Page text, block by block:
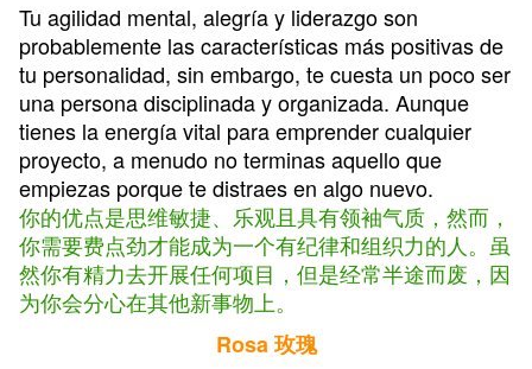
Tu agilidad mental, alegría y liderazgo son
probablemente las características más positivas de
tu personalidad, sin embargo, te cuesta un poco ser
una persona disciplinada y organizada. Aunque
tienes la energía vital para emprender cualquier
proyecto, a menudo no terminas aquello que
empiezas porque te distraes en algo nuevo.
你的优点是思维敏捷、乐观且具有领袖气质，然而，
你需要费点劲才能成为一个有纪律和组织力的人。虽
然你有精力去开展任何项目，但是经常半途而废，因
为你会分心在其他新事物上。
Rosa 玫瑰